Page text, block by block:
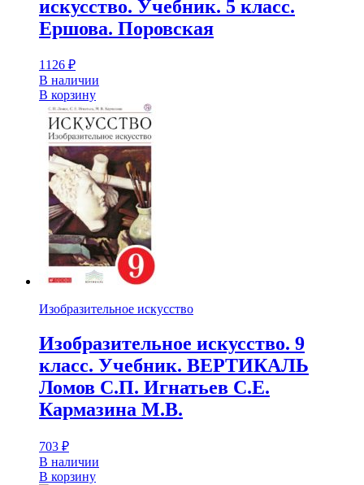
искусство. Учебник. 5 класс.
Ершова. Поровская
1126 ₽
В наличии
В корзину
Изобразительное искусство
Изобразительное искусство. 9
класс. Учебник. ВЕРТИКАЛЬ
Ломов С.П. Игнатьев С.Е.
Кармазина М.В.
703 ₽
В наличии
В корзину